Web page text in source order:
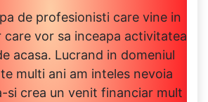
de profesionisti care vine in
vor sa inceapa activitatea
acasa. Lucrand in domeniul
multi ani am inteles nevoia
si crea un venit financiar mult